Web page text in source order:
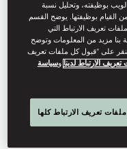
بوظيفته، وتحليل نسبة
القيام بوظيفتها. يوضح القسم
تعريف الارتباط التي
بنا مزيد من المعلومات وتوضح
على “قبول كل ملفات تعريف
الارتباط لدينا وسياسة
تعريف الارتباط كلها